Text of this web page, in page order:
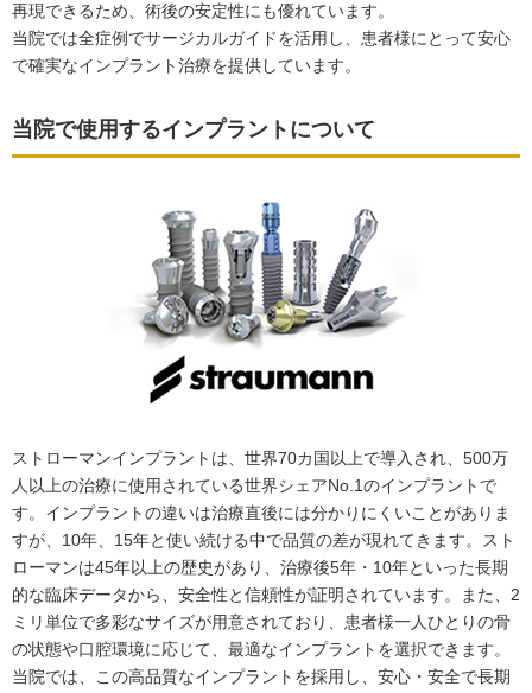
再現できるため、術後の安定性にも優れています。
当院では全症例でサージカルガイドを活用し、患者様にとって安心
で確実なインプラント治療を提供しています。
当院で使用するインプラントについて
ストローマンインプラントは、世界70カ国以上で導入され、500万
人以上の治療に使用されている世界シェアNo.1のインプラントで
す。インプラントの違いは治療直後には分かりにくいことがありま
すが、10年、15年と使い続ける中で品質の差が現れてきます。スト
ローマンは45年以上の歴史があり、治療後5年・10年といった長期
的な臨床データから、安全性と信頼性が証明されています。また、2
ミリ単位で多彩なサイズが用意されており、患者様一人ひとりの骨
の状態や口腔環境に応じて、最適なインプラントを選択できます。
当院では、この高品質なインプラントを採用し、安心・安全で長期